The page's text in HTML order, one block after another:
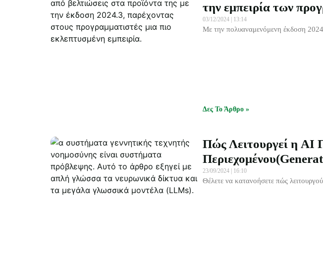
την εμπειρία των
03/12/2024 13:14
Με την πολυαναμενόμενη έκδοση
Δες Το Άρθρο »
Πώς Λειτουργεί η AI
23/09/2024 16:10
Θέλετε να κατανοήσετε πώς